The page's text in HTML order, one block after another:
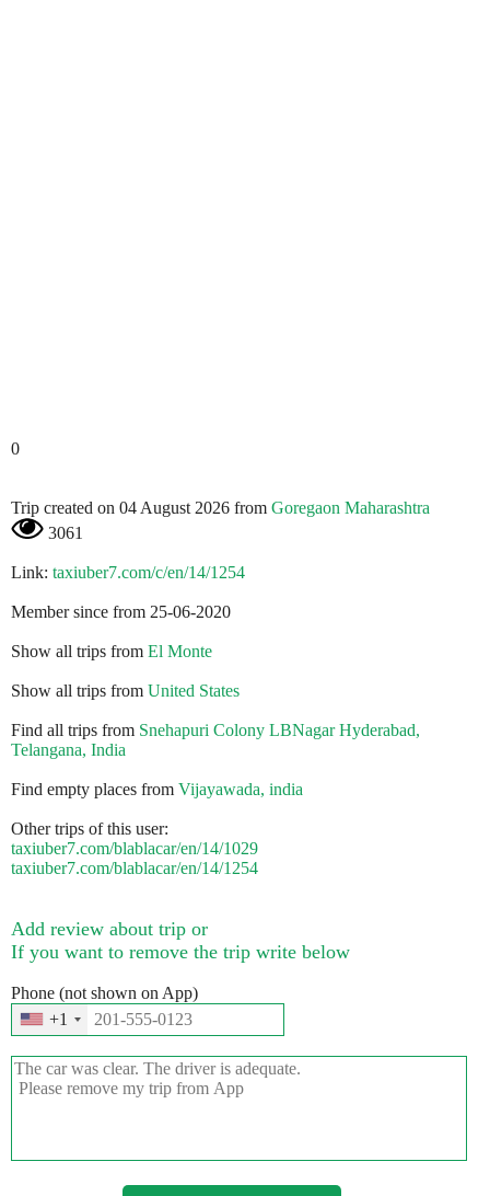
0
Trip created on 04 August 2026 from Goregaon Maharashtra
3061
Link: taxiuber7.com/c/en/14/1254
Member since from 25-06-2020
Show all trips from El Monte
Show all trips from United States
Find all trips from Snehapuri Colony LBNagar Hyderabad,
Telangana, India
Find empty places from Vijayawada, india
Other trips of this user:
taxiuber7.com/blablacar/en/14/1029
taxiuber7.com/blablacar/en/14/1254
Add review about trip or
If you want to remove the trip write below
Phone (not shown on App)
+1